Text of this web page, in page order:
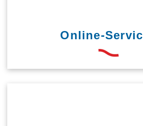
Online-